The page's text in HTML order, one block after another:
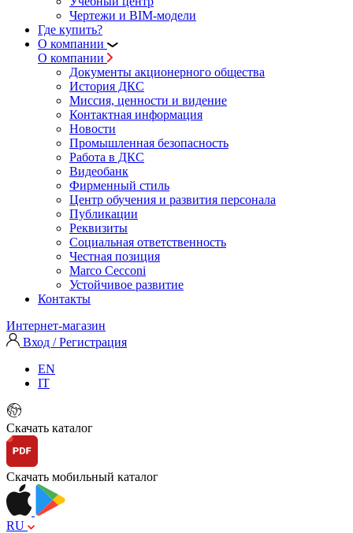
Чертежи и BIM-модели
Где купить?
О компании
О компании
Документы акционерного общества
История ДКС
Миссия, ценности и видение
Контактная информация
Новости
Промышленная безопасность
Работа в ДКС
Видеобанк
Фирменный стиль
Центр обучения и развития персонала
Публикации
Реквизиты
Социальная ответственность
Честная позиция
Marco Cecconi
Устойчивое развитие
Контакты
Интернет-магазин
Вход / Регистрация
EN
IT
Скачать каталог
Скачать мобильный каталог
RU